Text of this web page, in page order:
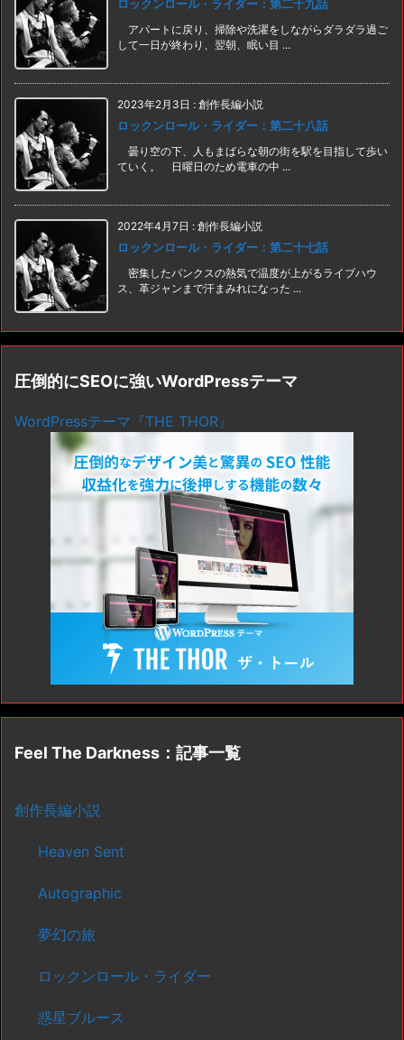
ロックンロール・ライダー：第二十九話
アパートに戻り、掃除や洗濯をしながらダラダラ過ご
して一日が終わり、翌朝、眠い目 ...
2023年2月3日 : 創作長編小説
ロックンロール・ライダー：第二十八話
曇り空の下、人もまばらな朝の街を駅を目指して歩い
ていく。 日曜日のため電車の中 ...
2022年4月7日 : 創作長編小説
ロックンロール・ライダー：第二十七話
密集したパンクスの熱気で温度が上がるライブハウ
ス、革ジャンまで汗まみれになった ...
圧倒的にSEOに強いWordPressテーマ
WordPressテーマ『THE THOR』
Feel The Darkness：記事一覧
創作長編小説
Heaven Sent
Autographic
夢幻の旅
ロックンロール・ライダー
惑星ブルース